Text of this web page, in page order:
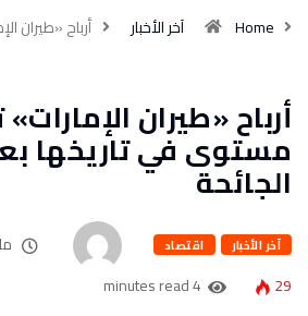
Home آخر الأخبار أرباح «طيران
أرباح «طيران
مستوى في تاريخها
الجائحة
آخر الأخبار اقتصاد
29
4 minutes read